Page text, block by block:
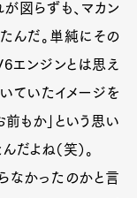
図らずも、マカン
んだ。単純にその
エンジンとは思え
ていたイメージを
前もか」という思い
だよね（笑）。
なかったのかと言